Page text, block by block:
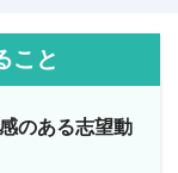
こと
のある志望動